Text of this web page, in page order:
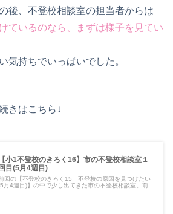
後、不登校相談室の担当者からは
ているのなら、まずは様子を見てい
気持ちでいっぱいでした。
きはこちら↓
【小1不登校のきろく16】市の不登校相談室１
回目(5月4週目)
回の【不登校のきろく15 不登校の原因を見つけたい
月4週目)】の中で少し出てきた市の不登校相談室。前...